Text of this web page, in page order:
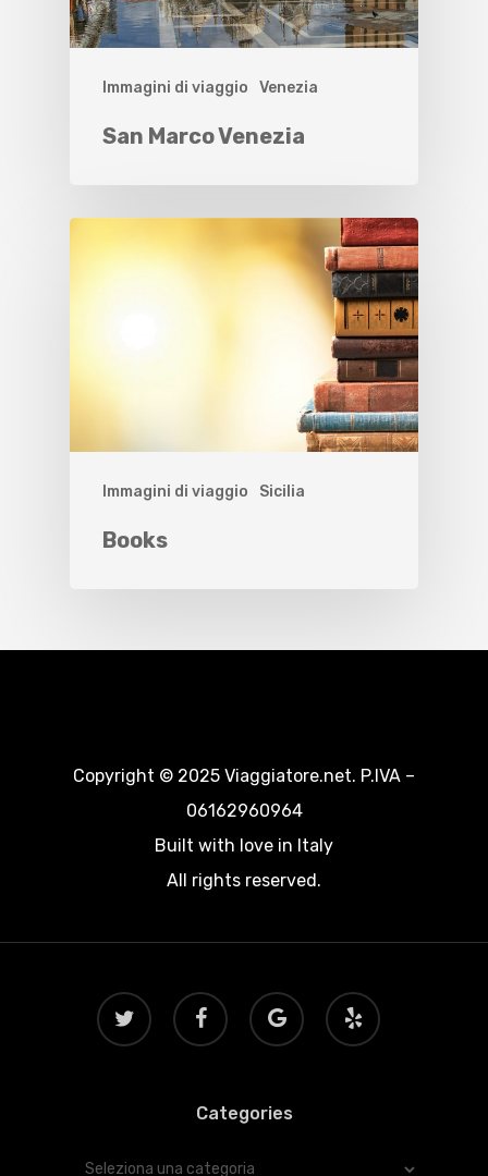
Immagini di viaggio Venezia
San Marco Venezia
Immagini di viaggio Sicilia
Books
Copyright © 2025 Viaggiatore.net. P.IVA –
06162960964
Built with love in Italy
All rights reserved.
twitter facebook
google-
plus
yelp
Categories
Categories